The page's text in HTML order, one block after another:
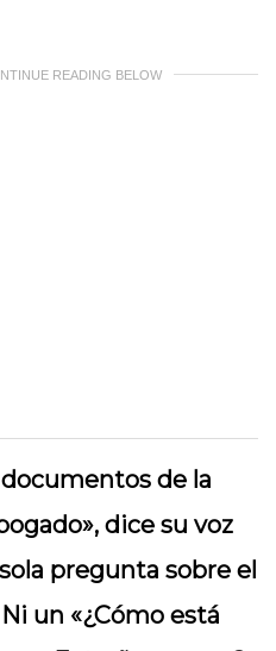
READING BELOW
de la
dice su voz
pregunta sobre el
un «¿Cómo está